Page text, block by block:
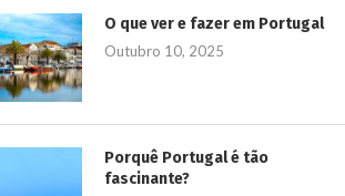
O que ver e fazer em Portugal
Outubro 10, 2025
Porquê Portugal é tão
fascinante?